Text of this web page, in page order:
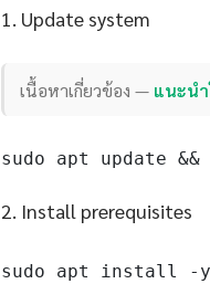
1. Update system
เนื้อหาเกี่ยวข้อง — แนะนำ
sudo apt update
2. Install prerequisites
sudo apt install -y